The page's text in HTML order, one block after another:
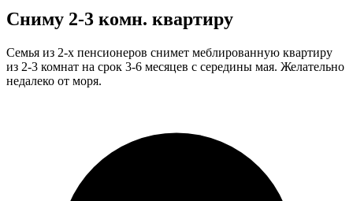
Сниму 2-3 комн. квартиру
Семья из 2-х пенсионеров снимет меблированную квартиру
из 2-3 комнат на срок 3-6 месяцев с середины мая. Желательно
недалеко от моря.